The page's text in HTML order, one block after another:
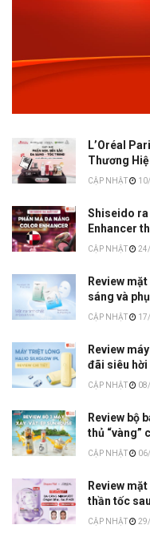
L’Oréal
Thương
Shiseido ra
Enhancer
Review
sáng và
Review
đãi siêu
Review bộ
thủ “vàng”
Review
thần tốc